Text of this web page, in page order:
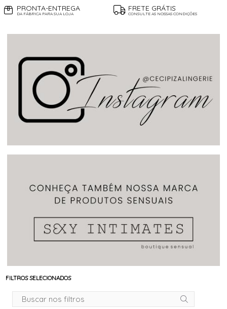
PRONTA-ENTREGA
DA FÁBRICA PARA SUA LOJA
FRETE GRÁTIS
CONSULTE AS NOSSAS CONDIÇÕES
FILTROS SELECIONADOS